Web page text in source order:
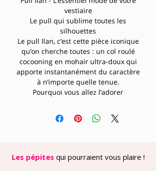
vestiaire
Le pull qui sublime toutes les
silhouettes
Le pull Ilan, c’est cette pièce iconique
qu’on cherche toutes : un col roulé
cocooning en mohair ultra-doux qui
apporte instantanément du caractère
à n’importe quelle tenue.
Pourquoi vous allez l’adorer
devrait jamais être une question de
mensurations. Sa coupe généreuse et
morphologies, créant cette silhouette
décontractée-chic qu’on adore.
Les pépites qui pourraient vous plaire !